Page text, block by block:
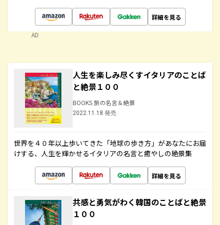
詳細を見る
AD
人生を楽しみ尽くすイタリアのことば
と絶景１００
BOOKS 旅の名言＆絶景
2022.11.18 発売
世界を４０年以上歩いてきた「地球の歩き方」があなたにお届
けする、人生を輝かせるイタリアの名言と癒やしの絶景集
詳細を見る
共感と勇気がわく韓国のことばと絶景
１００